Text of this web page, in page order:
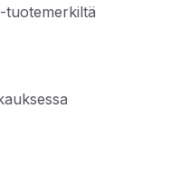
tuotemerkiltä